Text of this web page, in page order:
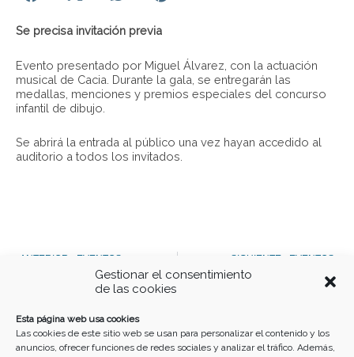
Gestionar el consentimiento
de las cookies
Esta página web usa cookies
Las cookies de este sitio web se usan para personalizar el contenido y los
anuncios, ofrecer funciones de redes sociales y analizar el tráfico. Además,
Se precisa invitación previa
Evento presentado por Miguel Álvarez, con la actuación
musical de Cacia. Durante la gala, se entregarán las
medallas, menciones y premios especiales del concurso
infantil de dibujo.
Se abrirá la entrada al público una vez hayan accedido al
auditorio a todos los invitados.
ANTERIOR - EVENTOS
Gala 30 aniversario Fantasía
SIGUIENTE - EVENTOS
Exposición Cuentos de fantasía
Buscar